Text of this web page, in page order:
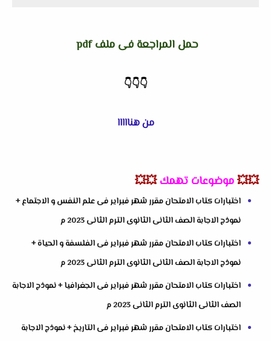
حمل المراجعة فى ملف pdf
👇
👇
👇
من هنااااا
💥💥موضوعات تهمك 💥💥
اختبارات كتاب الامتحان مقرر شهر فبراير فى علم النفس و الاجتماع +
نموذج الاجابة الصف الثانى الثانوى الترم الثانى 2023 م
اختبارات كتاب الامتحان مقرر شهر فبراير فى الفلسفة و الحياة +
نموذج الاجابة الصف الثانى الثانوى الترم الثانى 2023 م
اختبارات كتاب الامتحان مقرر شهر فبراير فى الجغرافيا + نموذج الاجابة
الصف الثانى الثانوى الترم الثانى 2023 م
اختبارات كتاب الامتحان مقرر شهر فبراير فى التاريخ + نموذج الاجابة